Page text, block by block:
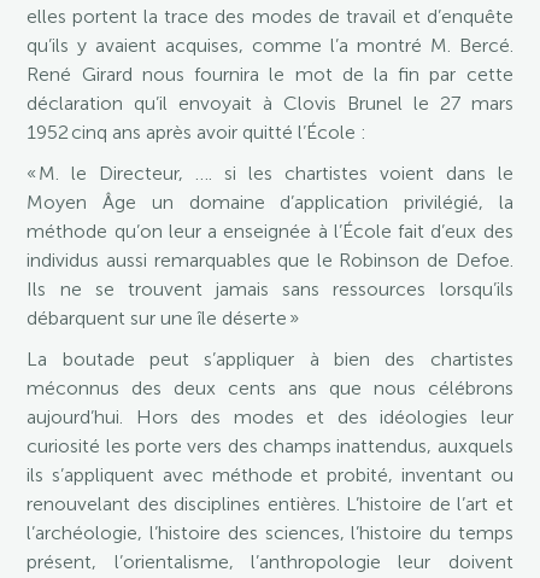
elles portent la trace des modes de travail et d’enquête
qu’ils y avaient acquises, comme l’a montré M. Bercé.
René Girard nous fournira le mot de la fin par cette
déclaration qu’il envoyait à Clovis Brunel le 27 mars
1952 cinq ans après avoir quitté l’École :
« M. le Directeur, …. si les chartistes voient dans le
Moyen Âge un domaine d’application privilégié, la
méthode qu’on leur a enseignée à l’École fait d’eux des
individus aussi remarquables que le Robinson de Defoe.
Ils ne se trouvent jamais sans ressources lorsqu’ils
débarquent sur une île déserte »
La boutade peut s’appliquer à bien des chartistes
méconnus des deux cents ans que nous célébrons
aujourd’hui. Hors des modes et des idéologies leur
curiosité les porte vers des champs inattendus, auxquels
ils s’appliquent avec méthode et probité, inventant ou
renouvelant des disciplines entières. L’histoire de l’art et
l’archéologie, l’histoire des sciences, l’histoire du temps
présent, l’orientalisme, l’anthropologie leur doivent